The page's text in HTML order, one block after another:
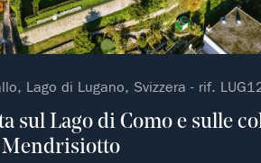
Lago di Lugano, Svizzera - rif.
sul Lago di Como e sulle
Mendrisiotto